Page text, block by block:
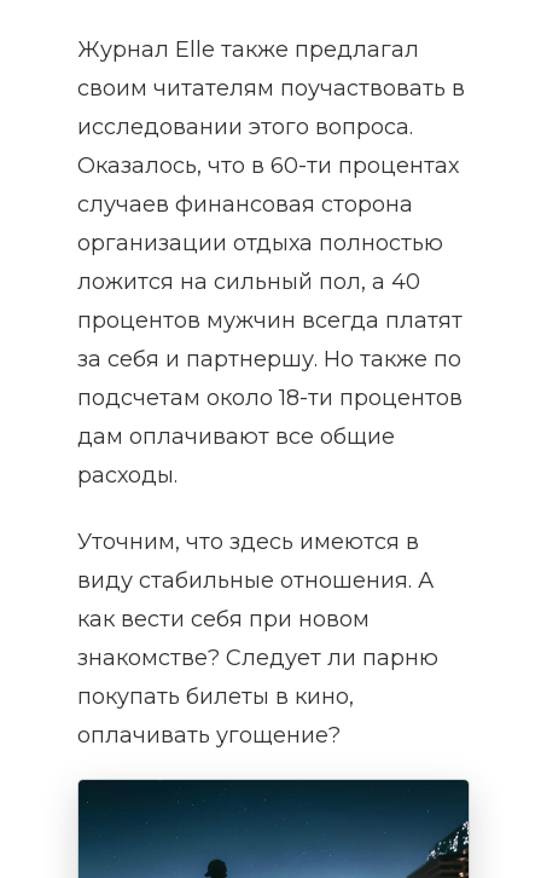
Журнал Elle также предлагал
своим читателям поучаствовать в
исследовании этого вопроса.
Оказалось, что в 60-ти процентах
случаев финансовая сторона
организации отдыха полностью
ложится на сильный пол, а 40
процентов мужчин всегда платят
за себя и партнершу. Но также по
подсчетам около 18-ти процентов
дам оплачивают все общие
расходы.
Уточним, что здесь имеются в
виду стабильные отношения. А
как вести себя при новом
знакомстве? Следует ли парню
покупать билеты в кино,
оплачивать угощение?